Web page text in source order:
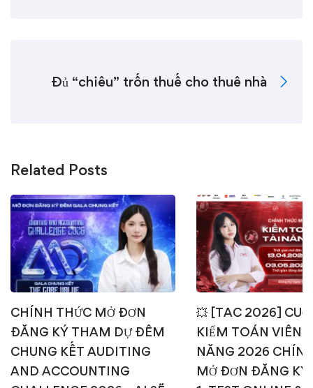
Đủ “chiêu” trốn thuế cho thuê nhà
Related Posts
CHÍNH THỨC MỞ ĐƠN
ĐĂNG KÝ THAM DỰ ĐÊM
CHUNG KẾT AUDITING
AND ACCOUNTING
💥 [TAC 2026]
KIỂM TOÁN VIÊN
NĂNG 2026
MỞ ĐƠN ĐĂNG KÝ